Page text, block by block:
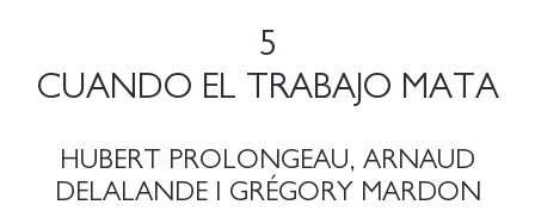
5
CUANDO EL TRABAJO MATA
HUBERT PROLONGEAU, ARNAUD
DELALANDE I GRÉGORY MARDON